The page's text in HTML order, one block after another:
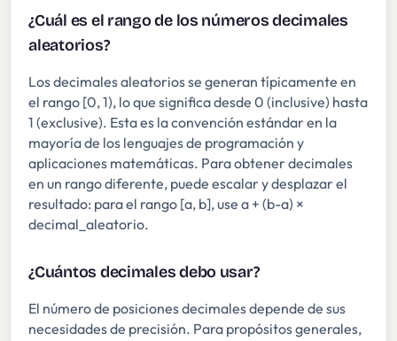
¿Cuál es el rango de los números decimales
aleatorios?
Los decimales aleatorios se generan típicamente en
el rango [0, 1), lo que significa desde 0 (inclusive) hasta
1 (exclusive). Esta es la convención estándar en la
mayoría de los lenguajes de programación y
aplicaciones matemáticas. Para obtener decimales
en un rango diferente, puede escalar y desplazar el
resultado: para el rango [a, b], use a + (b-a) ×
decimal_aleatorio.
¿Cuántos decimales debo usar?
El número de posiciones decimales depende de sus
necesidades de precisión. Para propósitos generales,